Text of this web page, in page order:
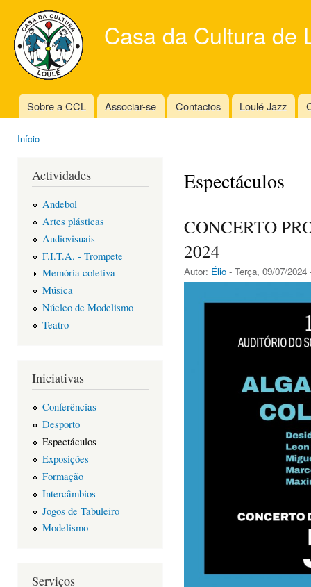
Casa da Cultura de
Main menu
Sobre a CCL Associar-se Contactos Loulé Jazz
Início
Actividades
Andebol
Artes plásticas
Audiovisuais
F.I.T.A. - Trompete
Memória coletiva
Música
Núcleo de Modelismo
Teatro
Iniciativas
Conferências
Desporto
Espectáculos
Exposições
Formação
Intercâmbios
Jogos de Tabuleiro
Modelismo
Serviços
Espectáculos
CONCERTO
2024
Autor: Élio - Terça, 09/07/2024